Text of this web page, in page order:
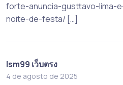
forte-anuncia-gusttavo-lima-
noite-de-festa/ […]
lsm99 เว็บตรง
4 de agosto de 2025